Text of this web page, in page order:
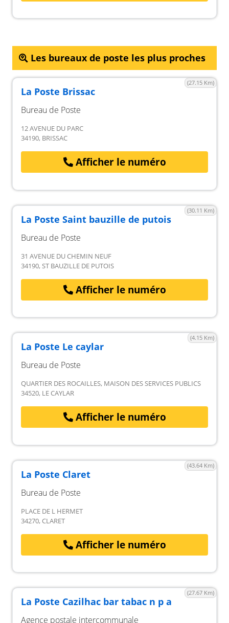
Les bureaux de poste les plus proches
(27.15 Km)
La Poste Brissac
Bureau de Poste
12 AVENUE DU PARC
34190, BRISSAC
Afficher le numéro
(30.11 Km)
La Poste Saint bauzille de putois
Bureau de Poste
31 AVENUE DU CHEMIN NEUF
34190, ST BAUZILLE DE PUTOIS
Afficher le numéro
(4.15 Km)
La Poste Le caylar
Bureau de Poste
QUARTIER DES ROCAILLES, MAISON DES SERVICES PUBLICS
34520, LE CAYLAR
Afficher le numéro
(43.64 Km)
La Poste Claret
Bureau de Poste
PLACE DE L HERMET
34270, CLARET
Afficher le numéro
(27.67 Km)
La Poste Cazilhac bar tabac n p a
Agence postale intercommunale